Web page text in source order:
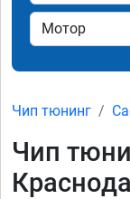
Чип тюнинг
Чип